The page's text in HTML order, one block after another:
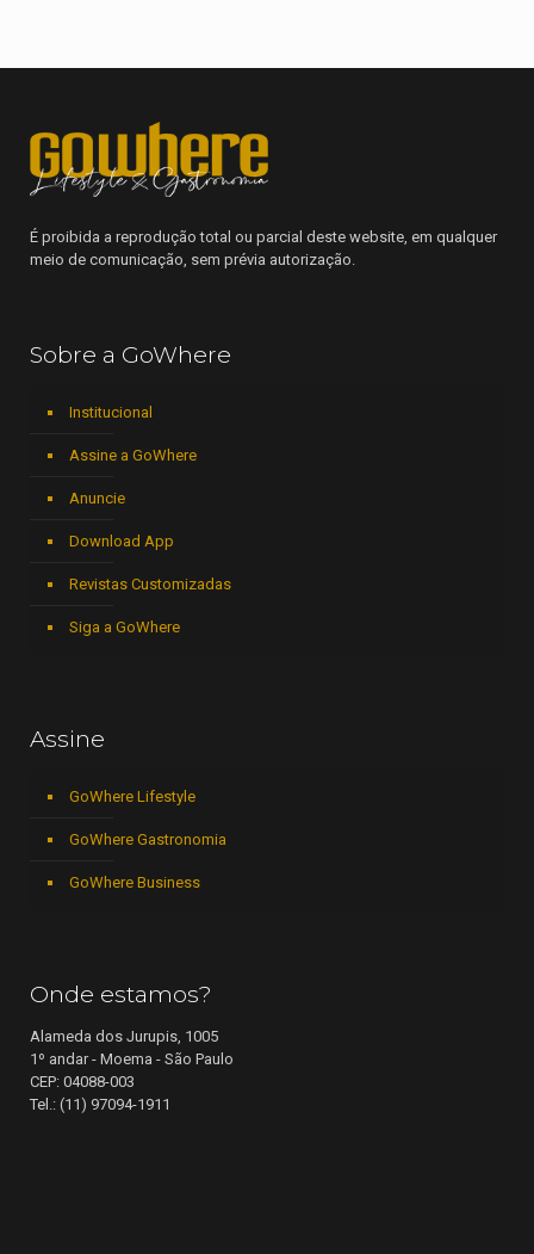
É proibida a reprodução total ou parcial deste website, em qualquer
meio de comunicação, sem prévia autorização.
Sobre a GoWhere
Institucional
Assine a GoWhere
Anuncie
Download App
Revistas Customizadas
Siga a GoWhere
Assine
GoWhere Lifestyle
GoWhere Gastronomia
GoWhere Business
Onde estamos?
Alameda dos Jurupis, 1005
1º andar - Moema - São Paulo
CEP: 04088-003
Tel.: (11) 97094-1911